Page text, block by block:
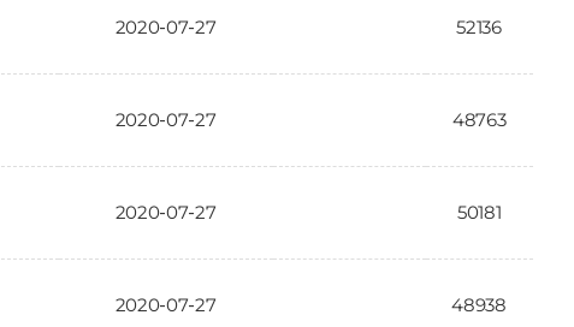
2020-07-27 52136
2020-07-27 48763
2020-07-27 50181
2020-07-27 48938